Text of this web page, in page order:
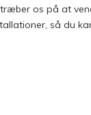
os på at
så du